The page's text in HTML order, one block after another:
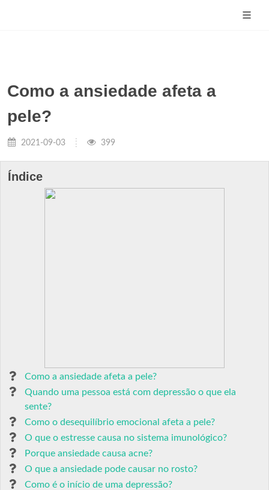
Como a ansiedade afeta a
pele?
2021-09-03 399
Índice
Como a ansiedade afeta a pele?
Quando uma pessoa está com depressão o que ela
sente?
Como o desequilíbrio emocional afeta a pele?
O que o estresse causa no sistema imunológico?
Porque ansiedade causa acne?
O que a ansiedade pode causar no rosto?
Como é o início de uma depressão?